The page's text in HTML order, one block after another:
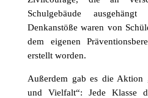
Schulgebäude
Denkanstöße waren von
dem eigenen
erstellt worden.
Außerdem gab es die Aktion
und Vielfalt“: Jede Klasse